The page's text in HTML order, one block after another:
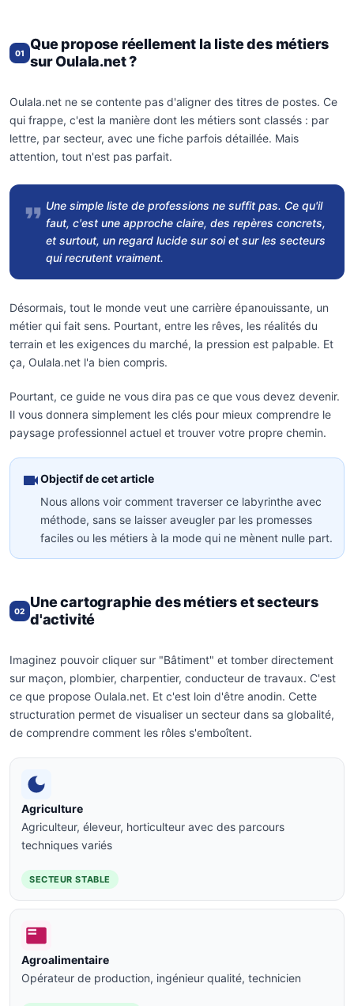
01
Que propose réellement la liste des métiers
sur Oulala.net ?
Oulala.net ne se contente pas d'aligner des titres de postes. Ce
qui frappe, c'est la manière dont les métiers sont classés : par
lettre, par secteur, avec une fiche parfois détaillée. Mais
attention, tout n'est pas parfait.
Une simple liste de professions ne suffit pas. Ce qu'il
faut, c'est une approche claire, des repères concrets,
et surtout, un regard lucide sur soi et sur les secteurs
qui recrutent vraiment.
Désormais, tout le monde veut une carrière épanouissante, un
métier qui fait sens. Pourtant, entre les rêves, les réalités du
terrain et les exigences du marché, la pression est palpable. Et
ça, Oulala.net l'a bien compris.
Pourtant, ce guide ne vous dira pas ce que vous devez devenir.
Il vous donnera simplement les clés pour mieux comprendre le
paysage professionnel actuel et trouver votre propre chemin.
Objectif de cet article
Nous allons voir comment traverser ce labyrinthe avec
méthode, sans se laisser aveugler par les promesses
faciles ou les métiers à la mode qui ne mènent nulle part.
02
Une cartographie des métiers et secteurs
d'activité
Imaginez pouvoir cliquer sur "Bâtiment" et tomber directement
sur maçon, plombier, charpentier, conducteur de travaux. C'est
ce que propose Oulala.net. Et c'est loin d'être anodin. Cette
structuration permet de visualiser un secteur dans sa globalité,
de comprendre comment les rôles s'emboîtent.
Agriculture
Agriculteur, éleveur, horticulteur avec des parcours
techniques variés
SECTEUR STABLE
Agroalimentaire
Opérateur de production, ingénieur qualité, technicien